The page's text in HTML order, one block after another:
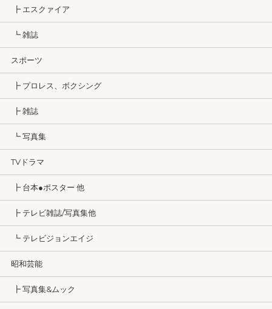
┣ エスクァイア
┗ 雑誌
スポーツ
┣ プロレス、ボクシング
┣ 雑誌
┗ 写真集
TVドラマ
┣ 台本●ポスター 他
┣ テレビ雑誌/写真集他
┗ テレビジョンエイジ
昭和芸能
┣ 写真集&ムック